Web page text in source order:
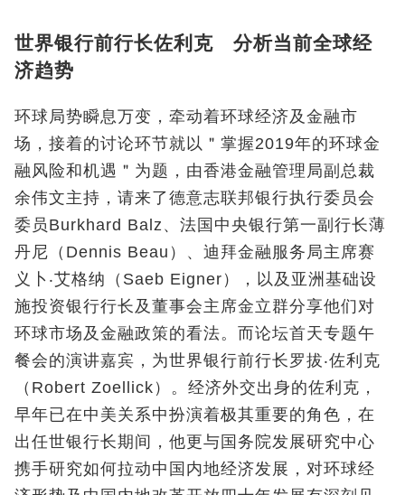
世界银行前行长佐利克 分析当前全球经
济趋势
环球局势瞬息万变，牵动着环球经济及金融市
场，接着的讨论环节就以＂掌握2019年的环球金
融风险和机遇＂为题，由香港金融管理局副总裁
余伟文主持，请来了德意志联邦银行执行委员会
委员Burkhard Balz、法国中央银行第一副行长薄
丹尼（Dennis Beau）、迪拜金融服务局主席赛
义卜‧艾格纳（Saeb Eigner），以及亚洲基础设
施投资银行行长及董事会主席金立群分享他们对
环球市场及金融政策的看法。而论坛首天专题午
餐会的演讲嘉宾，为世界银行前行长罗拔‧佐利克
（Robert Zoellick）。经济外交出身的佐利克，
早年已在中美关系中扮演着极其重要的角色，在
出任世银行长期间，他更与国务院发展研究中心
携手研究如何拉动中国内地经济发展，对环球经